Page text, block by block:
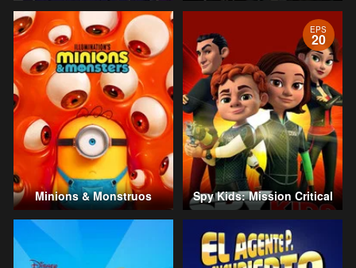
Minions & Monstruos
EPS
20
Spy Kids: Mission Critical